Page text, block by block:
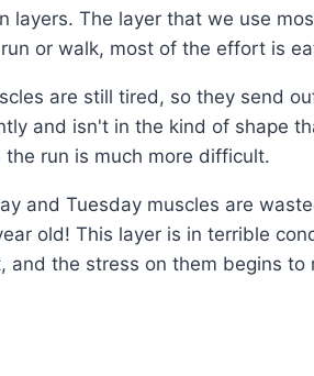
layers. The layer that we use
or walk, most of the effort is
are still tired, so they send
and isn't in the kind of shape
run is much more difficult.
and Tuesday muscles are
old! This layer is in terrible
and the stress on them begins to